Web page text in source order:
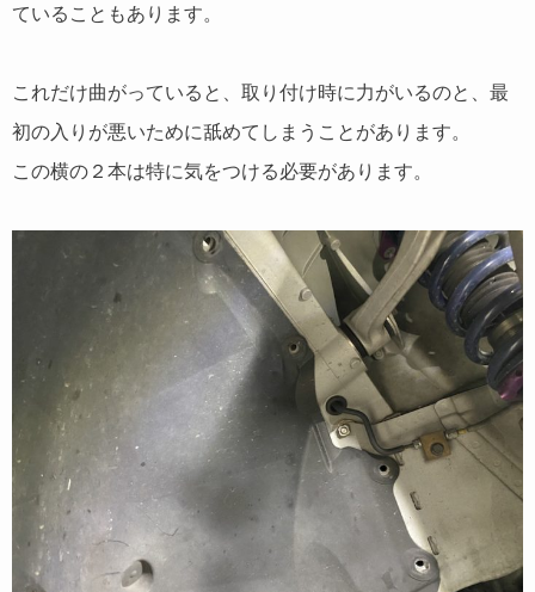
ていることもあります。
これだけ曲がっていると、取り付け時に力がいるのと、最
初の入りが悪いために舐めてしまうことがあります。
この横の２本は特に気をつける必要があります。